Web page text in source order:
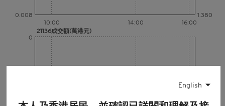
English
21136成交額(萬港元)
10:00 14:00 16:00
0.008 1.380
0